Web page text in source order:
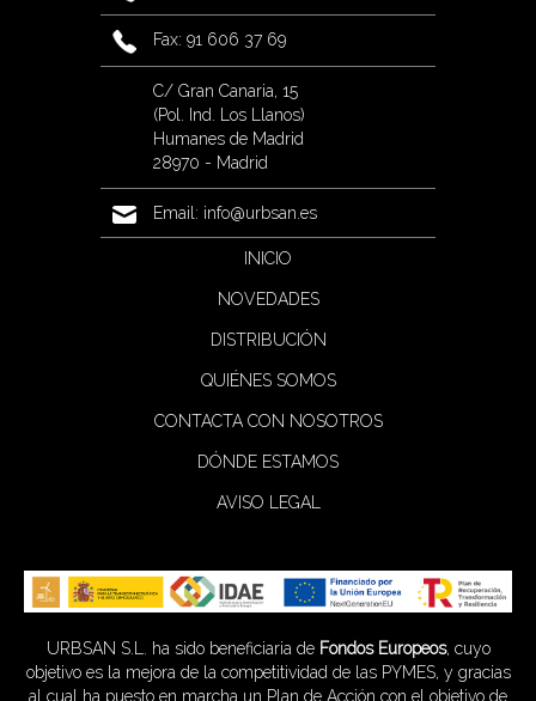
Fax: 91 606 37 69
C/ Gran Canaria, 15
(Pol. Ind. Los Llanos)
Humanes de Madrid
28970 - Madrid
Email: info@urbsan.es
INICIO
NOVEDADES
DISTRIBUCIÓN
QUIÉNES SOMOS
CONTACTA CON NOSOTROS
DÓNDE ESTAMOS
AVISO LEGAL
URBSAN S.L. ha sido beneficiaria de Fondos Europeos, cuyo
objetivo es la mejora de la competitividad de las PYMES, y gracias
al cual ha puesto en marcha un Plan de Acción con el objetivo de